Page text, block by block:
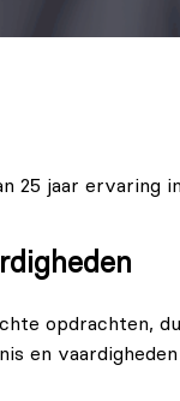
25 jaar ervaring
opdrachten,
en